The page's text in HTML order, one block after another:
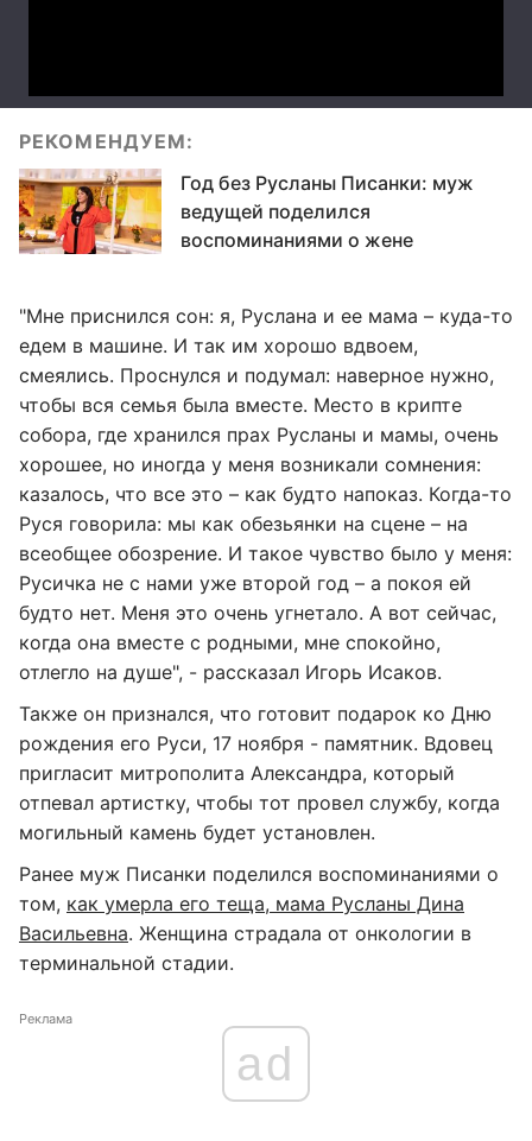
РЕКОМЕНДУЕМ:
Год без Русланы Писанки: муж
ведущей поделился
воспоминаниями о жене
"Мне приснился сон: я, Руслана и ее мама – куда-то
едем в машине. И так им хорошо вдвоем,
смеялись. Проснулся и подумал: наверное нужно,
чтобы вся семья была вместе. Место в крипте
собора, где хранился прах Русланы и мамы, очень
хорошее, но иногда у меня возникали сомнения:
казалось, что все это – как будто напоказ. Когда-то
Руся говорила: мы как обезьянки на сцене – на
всеобщее обозрение. И такое чувство было у меня:
Русичка не с нами уже второй год – а покоя ей
будто нет. Меня это очень угнетало. А вот сейчас,
когда она вместе с родными, мне спокойно,
отлегло на душе", - рассказал Игорь Исаков.
Также он признался, что готовит подарок ко Дню
рождения его Руси, 17 ноября - памятник. Вдовец
пригласит митрополита Александра, который
отпевал артистку, чтобы тот провел службу, когда
могильный камень будет установлен.
Ранее муж Писанки поделился воспоминаниями о
том, как умерла его теща, мама Русланы Дина
Васильевна. Женщина страдала от онкологии в
терминальной стадии.
Реклама
ad